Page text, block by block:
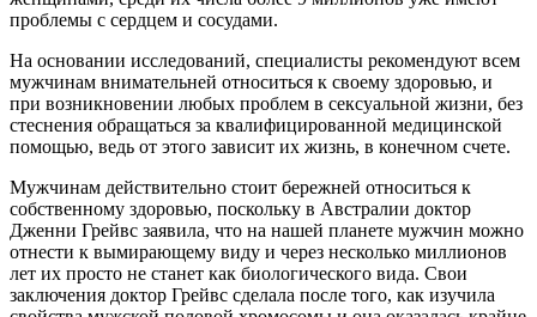
проблемы с сердцем и сосудами.
На основании исследований, специалисты рекомендуют всем
мужчинам внимательней относиться к своему здоровью, и
при возникновении любых проблем в сексуальной жизни, без
стеснения обращаться за квалифицированной медицинской
помощью, ведь от этого зависит их жизнь, в конечном счете.
Мужчинам действительно стоит бережней относиться к
собственному здоровью, поскольку в Австралии доктор
Дженни Грейвс заявила, что на нашей планете мужчин можно
отнести к вымирающему виду и через несколько миллионов
лет их просто не станет как биологического вида. Свои
заключения доктор Грейвс сделала после того, как изучила